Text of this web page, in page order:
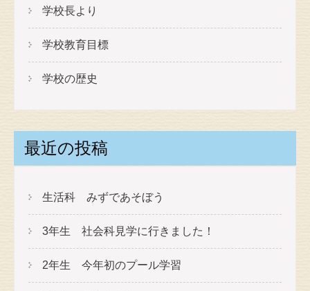
学校長より
学校教育目標
学校の歴史
最近の投稿
生活科 みずであそぼう
3年生 社会科見学に行きました！
2年生 今年初のプール学習